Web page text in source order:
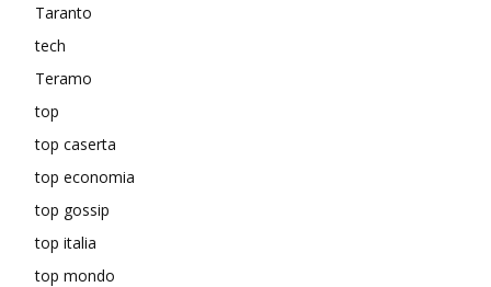
Taranto
tech
Teramo
top
top caserta
top economia
top gossip
top italia
top mondo